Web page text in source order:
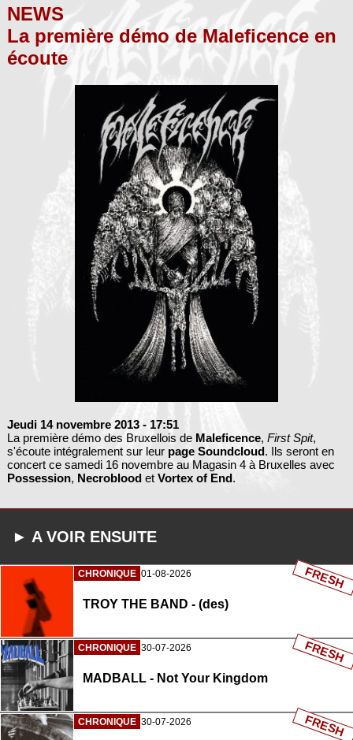
NEWS
La première démo de Maleficence en
écoute
Jeudi 14 novembre 2013 - 17:51
La première démo des Bruxellois de Maleficence, First Spit,
s'écoute intégralement sur leur page Soundcloud. Ils seront en
concert ce samedi 16 novembre au Magasin 4 à Bruxelles avec
Possession, Necrobloodet Vortex of End.
► A VOIR ENSUITE
CHRONIQUE 01-08-2026
TROY THE BAND - (des)
FRESH
CHRONIQUE 30-07-2026
MADBALL - Not Your Kingdom
FRESH
CHRONIQUE 30-07-2026 FRESH